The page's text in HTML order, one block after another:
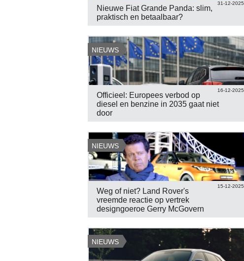
31-12-2025
Nieuwe Fiat Grande Panda: slim,
praktisch en betaalbaar?
NIEUWS
16-12-2025
Officieel: Europees verbod op
diesel en benzine in 2035 gaat niet
door
NIEUWS
15-12-2025
Weg of niet? Land Rover's
vreemde reactie op vertrek
designgoeroe Gerry McGovern
NIEUWS
BEKIJK 5 FOTO'S
Skoda Fabia pack Sport
BEKIJK 9 FOTO'S